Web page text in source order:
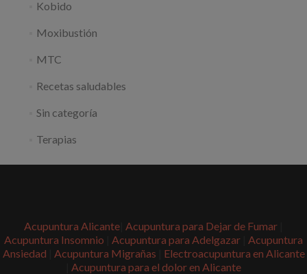
Kobido
Moxibustión
MTC
Recetas saludables
Sin categoría
Terapias
Acupuntura Alicante Acupuntura para Dejar de Fumar
Acupuntura Insomnio
Acupuntura para Adelgazar
Acupuntura
Ansiedad
Acupuntura Migrañas
Electroacupuntura en Alicante
Acupuntura para el dolor en Alicante